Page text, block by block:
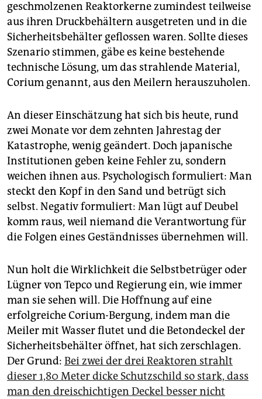
geschmolzenen Reaktorkerne zumindest teilweise
aus ihren Druckbehältern ausgetreten und in die
Sicherheitsbehälter geflossen waren. Sollte dieses
Szenario stimmen, gäbe es keine bestehende
technische Lösung, um das strahlende Material,
Corium genannt, aus den Meilern herauszuholen.
An dieser Einschätzung hat sich bis heute, rund
zwei Monate vor dem zehnten Jahrestag der
Katastrophe, wenig geändert. Doch japanische
Institutionen geben keine Fehler zu, sondern
weichen ihnen aus. Psychologisch formuliert: Man
steckt den Kopf in den Sand und betrügt sich
selbst. Negativ formuliert: Man lügt auf Deubel
komm raus, weil niemand die Verantwortung für
die Folgen eines Geständnisses übernehmen will.
Nun holt die Wirklichkeit die Selbstbetrüger oder
Lügner von Tepco und Regierung ein, wie immer
man sie sehen will. Die Hoffnung auf eine
erfolgreiche Corium-Bergung, indem man die
Meiler mit Wasser flutet und die Betondeckel der
Sicherheitsbehälter öffnet, hat sich zerschlagen.
Der Grund: Bei zwei der drei Reaktoren strahlt
dieser 1,80 Meter dicke Schutzschild so stark, dass
man den dreischichtigen Deckel besser nicht